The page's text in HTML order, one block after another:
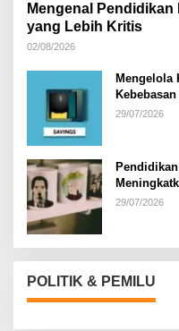
Mengenal
yang Lebih Kritis
02/08/2026
Mengelola
29/07/2026
Bernegara
29/07/2026
POLITIK & PEMILU